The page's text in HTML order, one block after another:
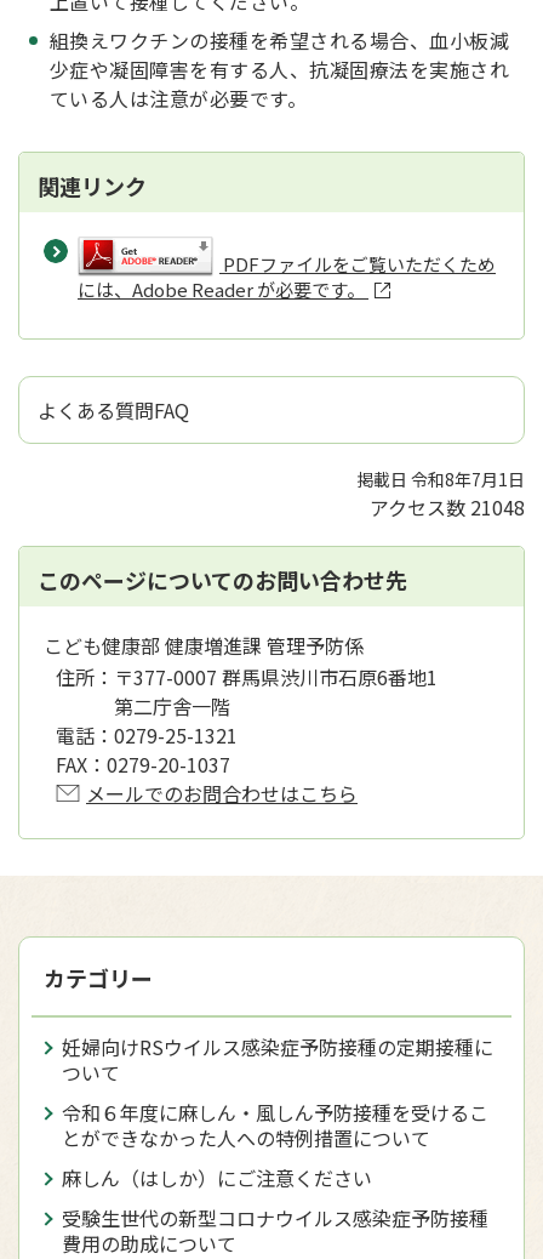
組換えワクチンの接種を希望される場合、血小板減
少症や凝固障害を有する人、抗凝固療法を実施され
ている人は注意が必要です。
関連リンク
PDFファイルをご覧いただくため
には、Adobe Reader が必要です。
よくある質問FAQ
掲載日 令和8年7月1日
アクセス数 21048
このページについてのお問い合わせ先
こども健康部 健康増進課 管理予防係
住所： 〒377-0007 群馬県渋川市石原6番地1
第二庁舎一階
電話： 0279-25-1321
FAX： 0279-20-1037
メールでのお問合わせはこちら
カテゴリー
妊婦向けRSウイルス感染症予防接種の定期接種に
ついて
令和６年度に麻しん・風しん予防接種を受けるこ
とができなかった人への特例措置について
麻しん（はしか）にご注意ください
受験生世代の新型コロナウイルス感染症予防接種
費用の助成について